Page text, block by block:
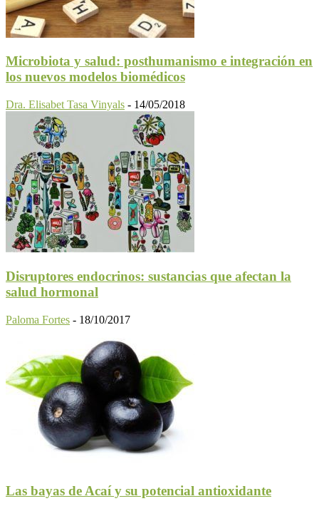
Microbiota y salud: posthumanismo e integración en
los nuevos modelos biomédicos
Dra. Elisabet Tasa Vinyals - 14/05/2018
Disruptores endocrinos: sustancias que afectan la
salud hormonal
Paloma Fortes - 18/10/2017
Las bayas de Acaí y su potencial antioxidante